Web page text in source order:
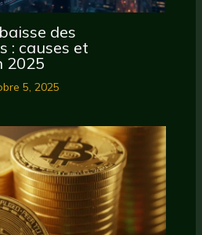
des
: causes et
2025
5, 2025